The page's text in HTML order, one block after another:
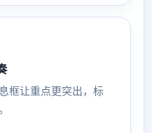
框让重点更突出，标